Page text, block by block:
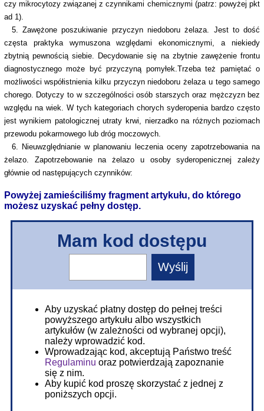
czy mikrocytozy związanej z czynnikami chemicznymi (patrz: powyżej pkt
ad 1).
5. Zawężone poszukiwanie przyczyn niedoboru żelaza. Jest to dość
częsta praktyka wymuszona względami ekonomicznymi, a niekiedy
zbytnią pewnością siebie. Decydowanie się na zbytnie zawężenie frontu
diagnostycznego może być przyczyną pomyłek.Trzeba też pamiętać o
możliwości współistnienia kilku przyczyn niedoboru żelaza u tego samego
chorego. Dotyczy to w szczególności osób starszych oraz mężczyzn bez
względu na wiek. W tych kategoriach chorych syderopenia bardzo często
jest wynikiem patologicznej utraty krwi, nierzadko na różnych poziomach
przewodu pokarmowego lub dróg moczowych.
6. Nieuwzględnianie w planowaniu leczenia oceny zapotrzebowania na
żelazo. Zapotrzebowanie na żelazo u osoby syderopenicznej zależy
głównie od następujących czynników:
Powyżej zamieściliśmy fragment artykułu, do którego
możesz uzyskać pełny dostęp.
Mam kod dostępu
Aby uzyskać płatny dostęp do pełnej treści
powyższego artykułu albo wszystkich
artykułów (w zależności od wybranej opcji),
należy wprowadzić kod.
Wprowadzając kod, akceptują Państwo treść
Regulaminu oraz potwierdzają zapoznanie
się z nim.
Aby kupić kod proszę skorzystać z jednej z
poniższych opcji.